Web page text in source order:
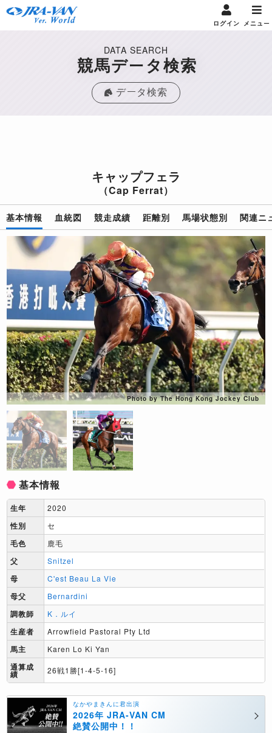
ログイン メニュー
DATA SEARCH
競馬データ検索
データ検索
キャップフェラ
（Cap Ferrat）
基本情報 血統図 競走成績 距離別 馬場状態別 関連ニ
Photo by The Hong Kong Jockey Club
基本情報
生年 2020
性別 セ
毛色 鹿毛
父 Snitzel
母 C'est Beau La Vie
母父 Bernardini
調教師 K．ルイ
生産者 Arrowfield Pastoral Pty Ltd
馬主 Karen Lo Ki Yan
通算成
績 26戦1勝[1-4-5-16]
なかやまきんに君出演
2026年 JRA-VAN CM
絶賛公開中！！